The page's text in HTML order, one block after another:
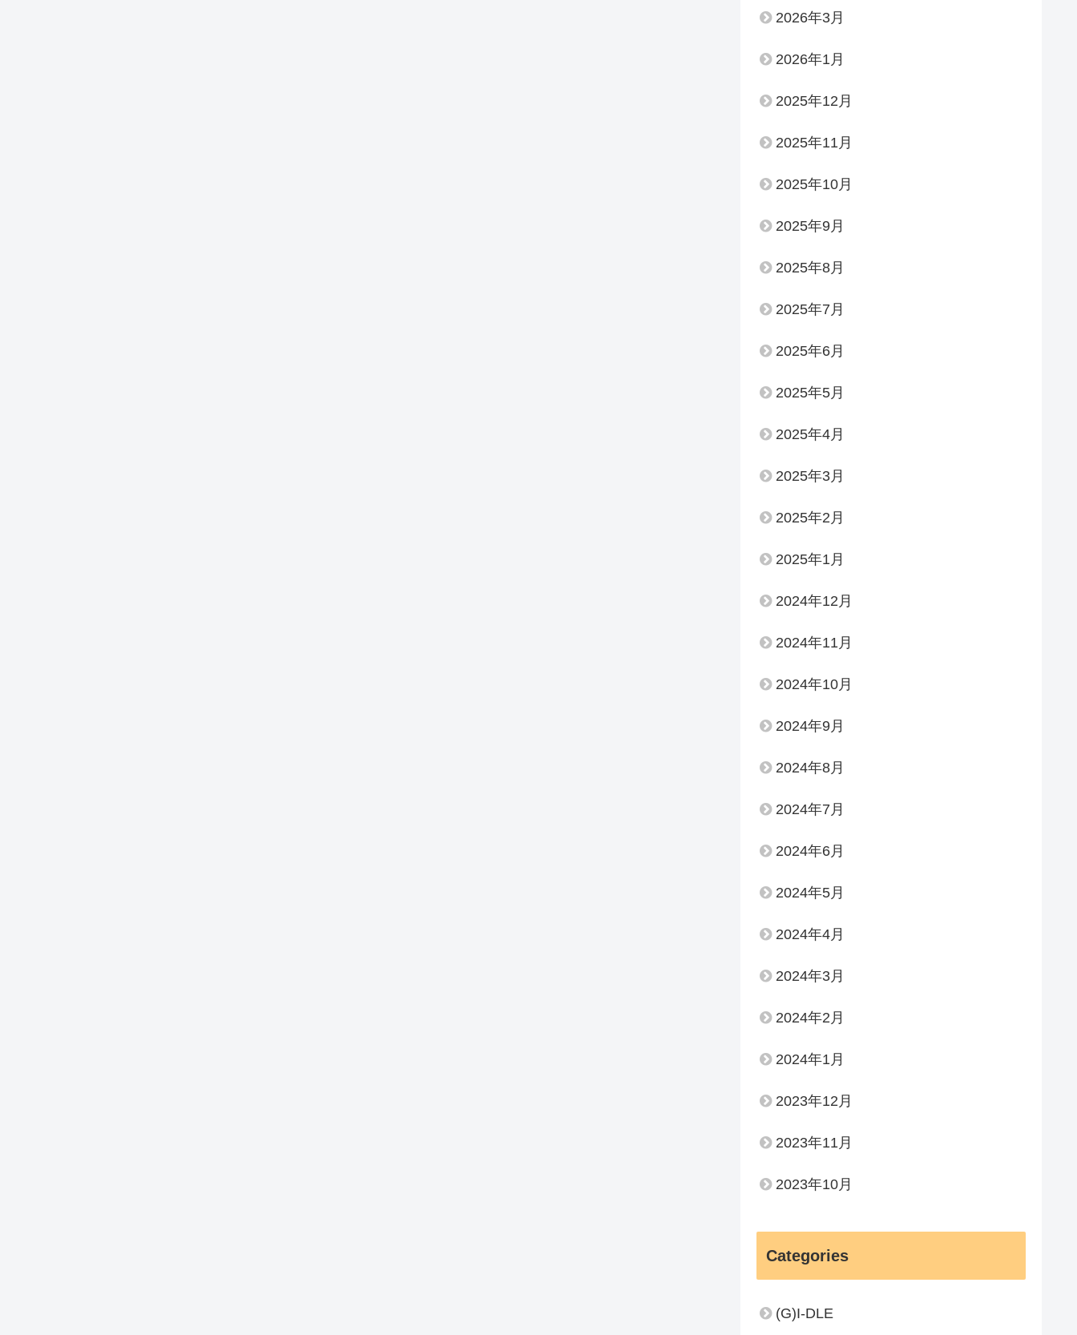
2026年3月
2026年1月
2025年12月
2025年11月
2025年10月
2025年9月
2025年8月
2025年7月
2025年6月
2025年5月
2025年4月
2025年3月
2025年2月
2025年1月
2024年12月
2024年11月
2024年10月
2024年9月
2024年8月
2024年7月
2024年6月
2024年5月
2024年4月
2024年3月
2024年2月
2024年1月
2023年12月
2023年11月
2023年10月
Categories
(G)I-DLE